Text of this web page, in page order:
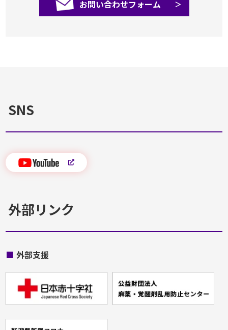
お問い合わせフォーム
SNS
外部リンク
■ 外部支援